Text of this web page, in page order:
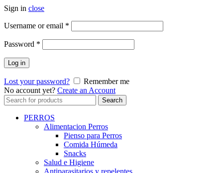
Sign in close
Username or email *
Password *
Log in
Lost your password?
Remember me
No account yet? Create an Account
Search
for:
Search
PERROS
Alimentacion Perros
Pienso para Perros
Comida Húmeda
Snacks
Salud e Higiene
Antiparasitarios y repelentes